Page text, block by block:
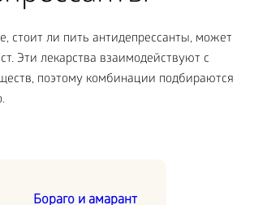
стоит ли пить антидепрессанты, может
Эти лекарства взаимодействуют с
поэтому комбинации подбираются
Бораго и амарант